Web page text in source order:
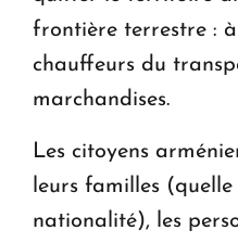
frontière terrestre :
chauffeurs du
marchandises.
Les citoyens
leurs familles
nationalité), les